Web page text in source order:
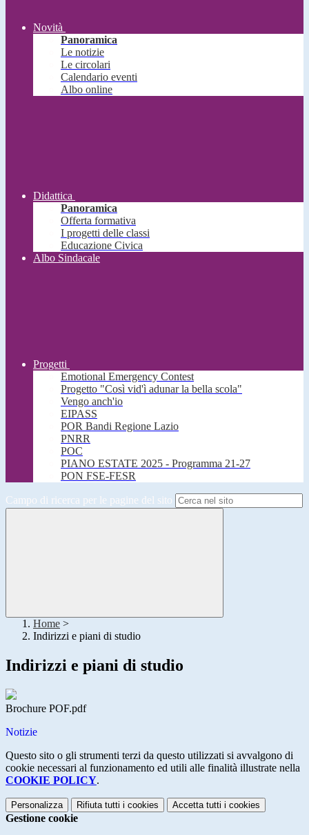
Novità
Panoramica
Le notizie
Le circolari
Calendario eventi
Albo online
Didattica
Panoramica
Offerta formativa
I progetti delle classi
Educazione Civica
Albo Sindacale
Progetti
Emotional Emergency Contest
Progetto "Così vid'ì adunar la bella scola"
Vengo anch'io
EIPASS
POR Bandi Regione Lazio
PNRR
POC
PIANO ESTATE 2025 - Programma 21-27
PON FSE-FESR
Campo di ricerca per le pagine del sito
Home >
Indirizzi e piani di studio
Indirizzi e piani di studio
Brochure POF.pdf
Notizie
Questo sito o gli strumenti terzi da questo utilizzati si avvalgono di
cookie necessari al funzionamento ed utili alle finalità illustrate nella
COOKIE POLICY.
Personalizza Rifiuta tutti i cookies Accetta tutti i cookies
Gestione cookie